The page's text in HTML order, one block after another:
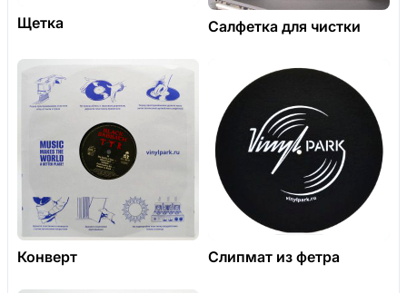
Щетка Салфетка для чистки
Конверт Слипмат из фетра